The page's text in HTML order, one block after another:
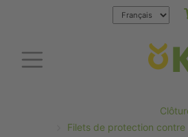
Filets de protection